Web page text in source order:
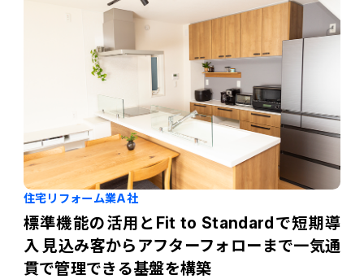
住宅リフォーム業A社
標準機能の活用とFit to Standardで短期導
入 見込み客からアフターフォローまで一気通
貫で管理できる基盤を構築